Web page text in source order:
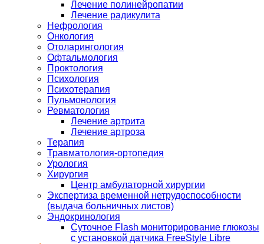
Лечение полинейропатии
Лечение радикулита
Нефрология
Онкология
Отоларингология
Офтальмология
Проктология
Психология
Психотерапия
Пульмонология
Ревматология
Лечение артрита
Лечение артроза
Терапия
Травматология-ортопедия
Урология
Хирургия
Центр амбулаторной хирургии
Экспертиза временной нетрудоспособности
(выдача больничных листов)
Эндокринология
Суточное Flash мониторирование глюкозы
с установкой датчика FreeStyle Libre